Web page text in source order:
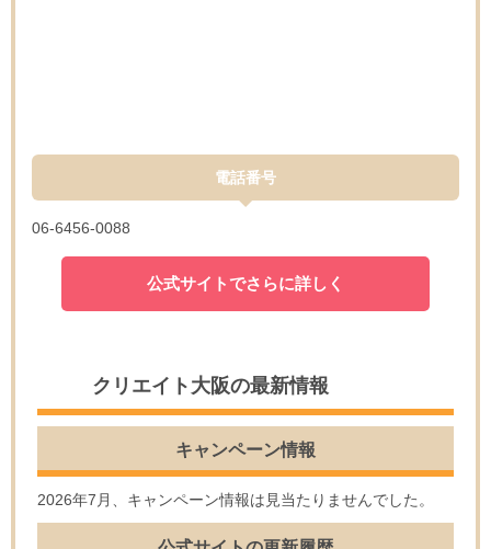
電話番号
06-6456-0088
公式サイトでさらに詳しく
クリエイト大阪の最新情報
キャンペーン情報
2026年7月、キャンペーン情報は見当たりませんでした。